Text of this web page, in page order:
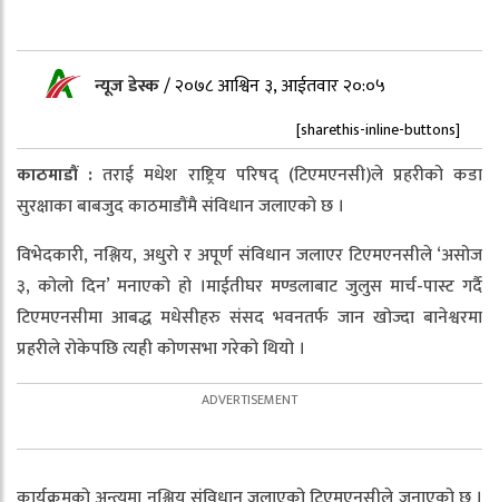
न्यूज डेस्क/२०७८ आश्विन ३, आईतवार २०:०५
[sharethis-inline-buttons]
काठमाडौं : तराई मधेश राष्ट्रिय परिषद् (टिएमएनसी)ले प्रहरीको कडा
सुरक्षाका बाबजुद काठमाडौंमै संविधान जलाएको छ ।
विभेदकारी, नश्लिय, अधुरो र अपूर्ण संविधान जलाएर टिएमएनसीले ‘असोज
३, कोलो दिन’ मनाएको हो ।माईतीघर मण्डलाबाट जुलुस मार्च-पास्ट गर्दै
टिएमएनसीमा आबद्ध मधेसीहरु संसद भवनतर्फ जान खोज्दा बानेश्वरमा
प्रहरीले रोकेपछि त्यही कोणसभा गरेको थियो ।